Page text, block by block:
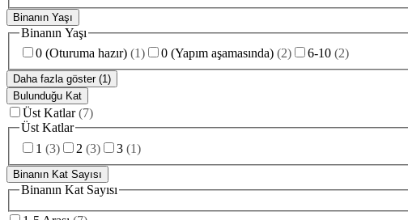
Binanın Yaşı
Binanın Yaşı
0 (Oturuma hazır) (1) 0 (Yapım aşamasında) (2) 6-10 (2)
Daha fazla göster (1)
Bulunduğu Kat
Üst Katlar (7)
Üst Katlar
1 (3) 2 (3) 3 (1)
Binanın Kat Sayısı
Binanın Kat Sayısı